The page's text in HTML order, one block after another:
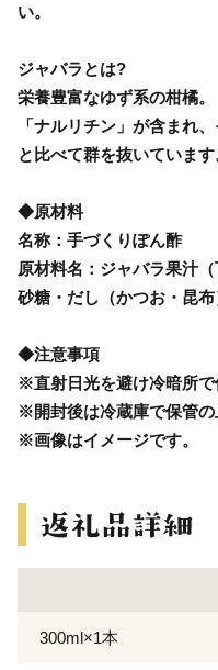
い。
ジャバラとは?
栄養豊富なゆず系の柑橘。
「ナルリチン」が含まれ
と比べて群を抜いています
◆原材料
名称：手づくりぽん酢
原材料名：ジャバラ果汁
砂糖・だし（かつお・昆布
◆注意事項
※直射日光を避け冷暗所で
※開封後は冷蔵庫で保管の
※画像はイメージです。
300ml×1本